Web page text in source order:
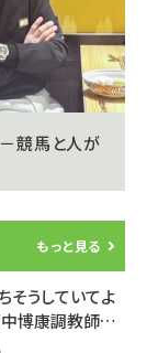
競馬と人が
もっと見る
そうしていてよ
中博康調教師と
い出を語る